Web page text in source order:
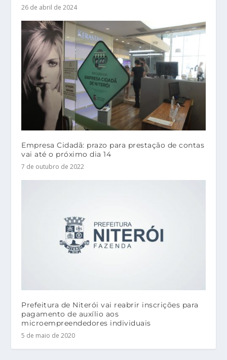
26 de abril de 2024
Empresa Cidadã: prazo para prestação de contas
vai até o próximo dia 14
7 de outubro de 2022
Prefeitura de Niterói vai reabrir inscrições para
pagamento de auxílio aos
microempreendedores individuais
5 de maio de 2020